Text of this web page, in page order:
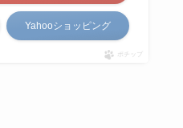
Yahooショッピング
ポチップ